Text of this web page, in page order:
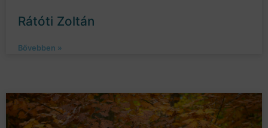
Rátóti Zoltán
Bővebben »